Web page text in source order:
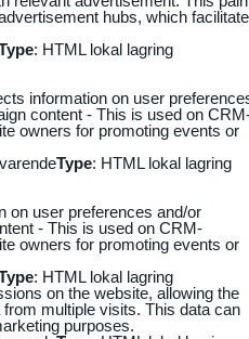
hubs, which
: HTML lokal lagring
information on user
content - This is used on
owners for promoting events or
Type: HTML lokal lagring
on user preferences and/or
- This is used on CRM-
owners for promoting events or
: HTML lokal lagring
on the website, allowing the
multiple visits. This data can
purposes.